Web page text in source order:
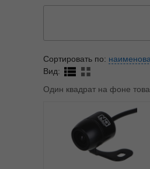
Сортировать по:
Вид:
Один квадрат на фоне